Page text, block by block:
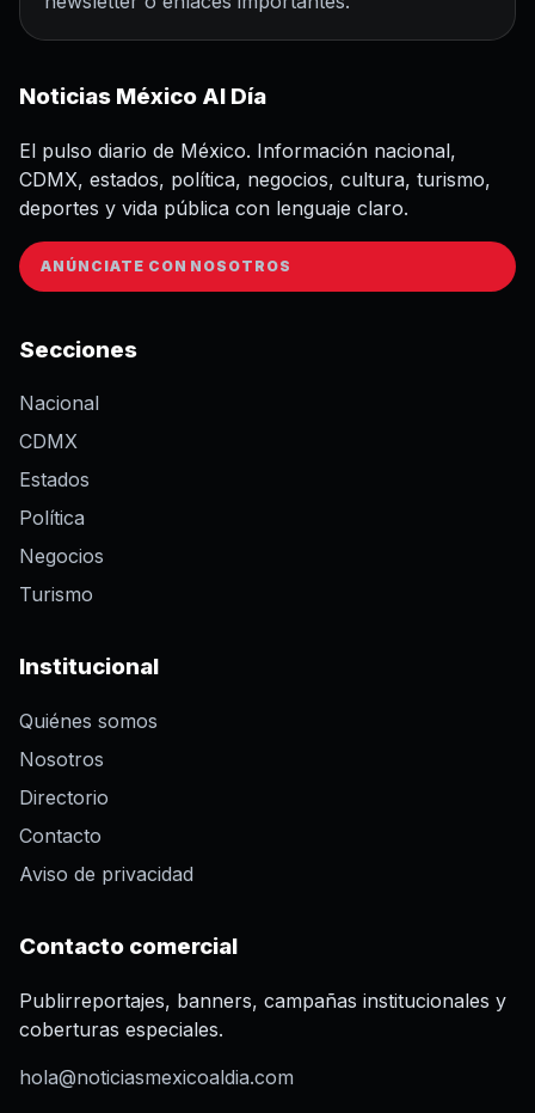
Noticias México Al Día
El pulso diario de México. Información nacional,
CDMX, estados, política, negocios, cultura, turismo,
deportes y vida pública con lenguaje claro.
ANÚNCIATE CON NOSOTROS
Secciones
Nacional
CDMX
Estados
Política
Negocios
Turismo
Institucional
Quiénes somos
Nosotros
Directorio
Contacto
Aviso de privacidad
Contacto comercial
Publirreportajes, banners, campañas institucionales y
coberturas especiales.
hola@noticiasmexicoaldia.com